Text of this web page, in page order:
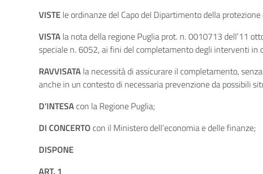
VISTEle ordinanze del Capo del Dipartimento della
VISTAla nota della regione Puglia prot. n. 0010713 dell’11
speciale n. 6052, ai fini del completamento degli interventi in
RAVVISATAla necessità di assicurare il completamento,
anche in un contesto di necessaria prevenzione da possibili
D’INTESAcon la Regione Puglia;
DI CONCERTO con il Ministero dell’economia e delle finanze;
DISPONE
ART. 1